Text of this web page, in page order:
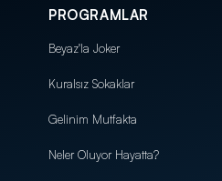
PROGRAMLAR
Beyaz'la Joker
Kuralsız Sokaklar
Gelinim Mutfakta
Neler Oluyor Hayatta?